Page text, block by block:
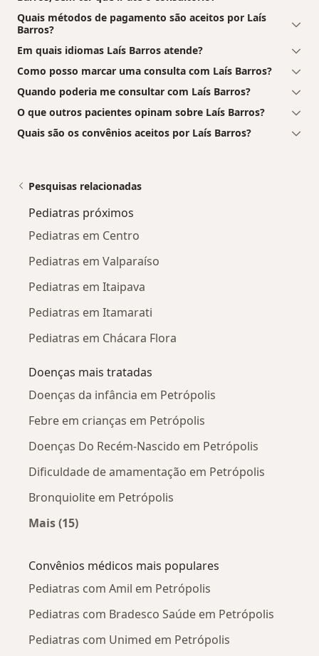
Quais métodos de pagamento são aceitos por Laís
Barros?
Em quais idiomas Laís Barros atende?
Como posso marcar uma consulta com Laís Barros?
Quando poderia me consultar com Laís Barros?
O que outros pacientes opinam sobre Laís Barros?
Quais são os convênios aceitos por Laís Barros?
Pesquisas relacionadas
Pediatras próximos
Pediatras em Centro
Pediatras em Valparaíso
Pediatras em Itaipava
Pediatras em Itamarati
Pediatras em Chácara Flora
Doenças mais tratadas
Doenças da infância em Petrópolis
Febre em crianças em Petrópolis
Doenças Do Recém-Nascido em Petrópolis
Dificuldade de amamentação em Petrópolis
Bronquiolite em Petrópolis
Mais (15)
Convênios médicos mais populares
Pediatras com Amil em Petrópolis
Pediatras com Bradesco Saúde em Petrópolis
Pediatras com Unimed em Petrópolis